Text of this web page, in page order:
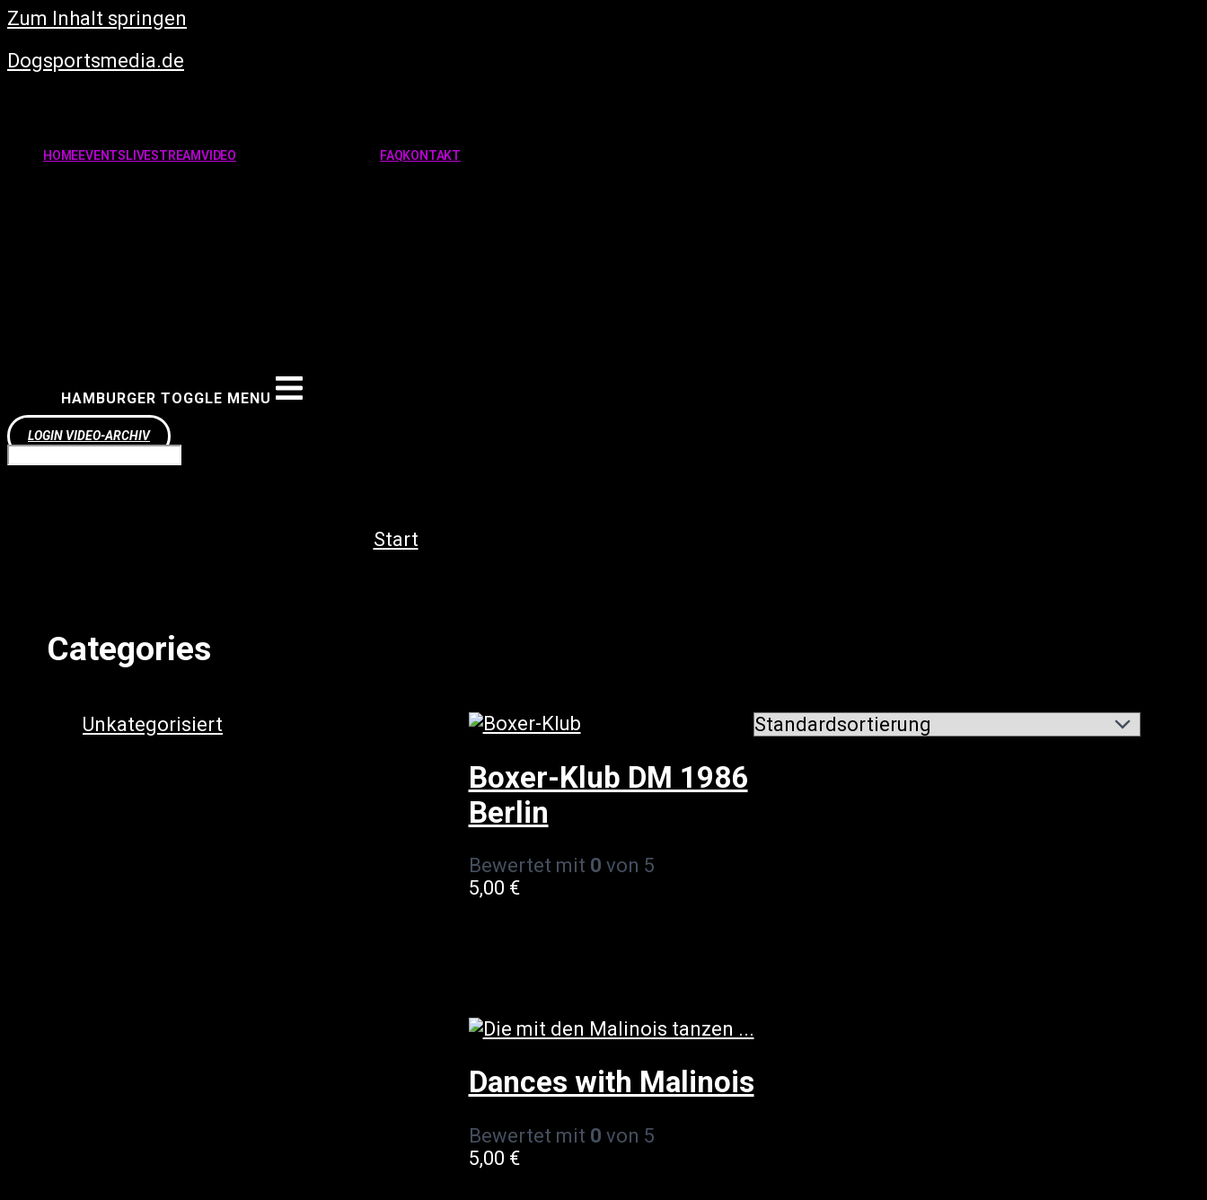
Zum Inhalt springen
Dogsportsmedia.de
HOMEEVENTSLIVESTREAMVIDEO FAQKONTAKT
HAMBURGER TOGGLE MENU
LOGIN VIDEO-ARCHIV
Categories
Unkategorisiert
Start
Boxer-Klub DM 1986
Berlin
Bewertet mit 0 von 5
5,00 €
Dances with Malinois
Bewertet mit 0 von 5
5,00 €